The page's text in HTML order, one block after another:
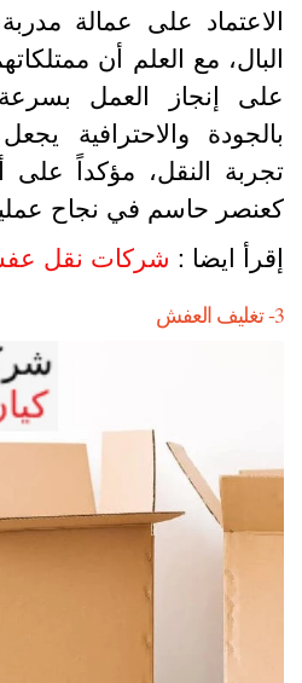
على عمالة مدربة
مع العلم أن
إنجاز العمل بسرعة
والاحترافية
النقل، مؤكداً على
حاسم في نجاح
ايضا : شركات نقل عفش